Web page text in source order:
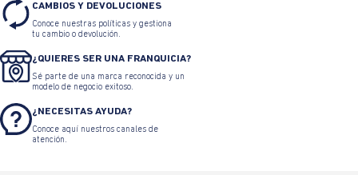
CAMBIOS Y DEVOLUCIONES
Conoce nuestras políticas y gestiona
tu cambio o devolución.
¿QUIERES SER UNA FRANQUICIA?
Sé parte de una marca reconocida y un
modelo de negocio exitoso.
¿NECESITAS AYUDA?
Conoce aquí nuestros canales de
atención.